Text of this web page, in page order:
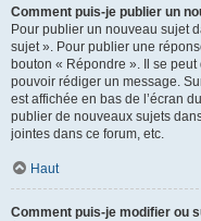
Comment puis-je publier un
Pour publier un nouveau sujet
sujet ». Pour publier une
bouton « Répondre ». Il se
pouvoir rédiger un message.
est affichée en bas de l’écran
publier de nouveaux sujets
jointes dans ce forum, etc.
Haut
Comment puis-je modifier ou